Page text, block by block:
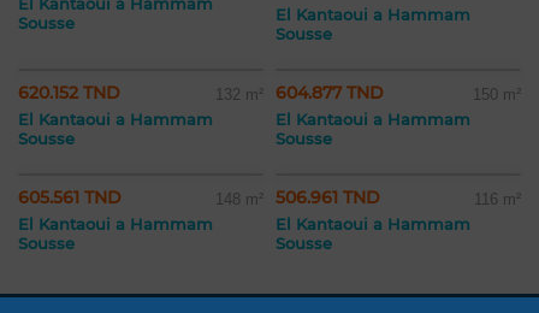
Sousse
El Kantaoui a Hammam
Sousse
620.152 TND 132 m²
El Kantaoui a Hammam
Sousse
604.877 TND 150 m²
El Kantaoui a Hammam
Sousse
605.561 TND 148 m²
El Kantaoui a Hammam
Sousse
506.961 TND 116 m²
El Kantaoui a Hammam
Sousse